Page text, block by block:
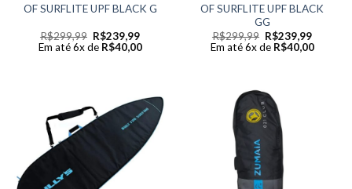
OF SURFLITE UPF BLACK G
R$299,99 Original
price
was:
R$239,99Current
price
Em até 6x de R$40,00
OF SURFLITE UPF BLACK
GG
R$299,99 Original
price
was:
R$239,99Current
price
Em até 6x de R$40,00